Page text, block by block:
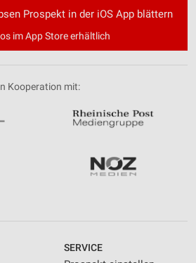
Prospekt in der iOS App blättern
im App Store erhältlich
Kooperation mit:
SERVICE